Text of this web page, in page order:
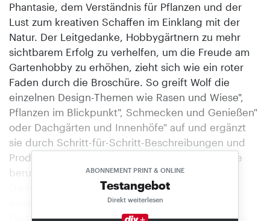
ABONNEMENT PRINT & ONLINE
Testangebot
Direkt weiterlesen
Phantasie, dem Verständnis für Pflanzen und der
Lust zum kreativen Schaffen im Einklang mit der
Natur. Der Leitgedanke, Hobbygärtnern zu mehr
sichtbarem Erfolg zu verhelfen, um die Freude am
Gartenhobby zu erhöhen, zieht sich wie ein roter
Faden durch die Broschüre. So greift Wolf die
einzelnen Design-Themen wie Rasen und Wiese",
Pflanzen im Blickpunkt", Schmecken und Genießen"
oder Dachgärten und Innenhöfe" auf und ergänzt
sie durch Schritt-für-Schritt-Beschreibungen und
Produktempfehlungen. Der Erfolg der Broschüre
beruht, so Wolf, auf der Tatsache, daß
Gartenbesitzer um so lieber in ihr Hobby
investieren, je mehr ihnen die Beschäftigung im
Garten durch sichtbar positive Ergebnisse Freude